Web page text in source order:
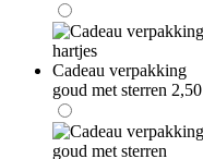
Cadeau verpakking
goud met sterren 2,50